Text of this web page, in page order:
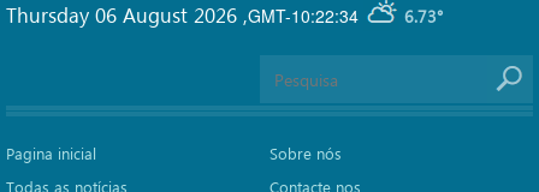
GMT-10:22:34 6.73°
Thursday 06 August 2026 ,
Pagina inicial
Todas as notícias
Sobre nós
Contacte nos